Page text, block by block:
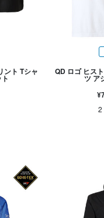
ント Tシャ QD ロゴ ヒス
ツ ア
2